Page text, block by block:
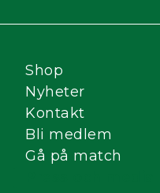
Shop
Nyheter
Kontakt
Bli medlem
Gå på match